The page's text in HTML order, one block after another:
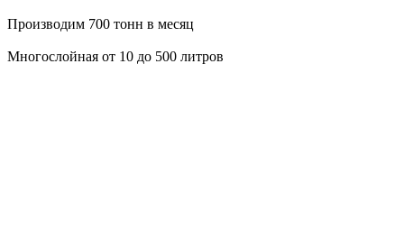
Производим 700 тонн в месяц
Многослойная от 10 до 500 литров